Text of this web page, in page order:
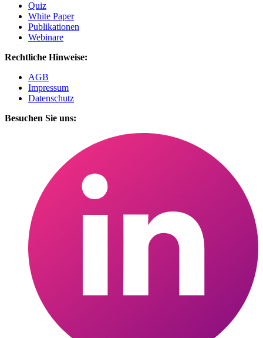
Quiz
White Paper
Publikationen
Webinare
Rechtliche Hinweise:
AGB
Impressum
Datenschutz
Besuchen Sie uns: